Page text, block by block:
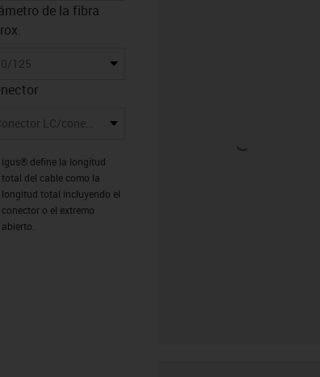
de la fibra
125
Conector LC/conector SC
icon-info
igus® define la longitud
total del cable como la
longitud total incluyendo el
conector o el extremo
abierto.